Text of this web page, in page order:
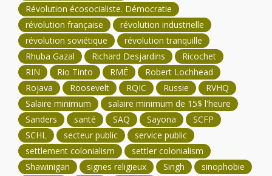
Révolution écosocialiste. Démocratie
révolution française
révolution industrielle
révolution soviétique
révolution tranquille
Rhuba Gazal
Richard Desjardins
Ricochet
RIN
Rio Tinto RMÉ
Robert Lochhead
Rojava
Roosevelt RQIC Russie
RVHQ
Salaire minimum
salaire minimum de 15$ l'heure
Sanders
santé SAQ Sayona
SCFP
SCHL
secteur public
service public
settlement colonialism
settler colonialism
Shawinigan
signes religieux Singh
sinophobie